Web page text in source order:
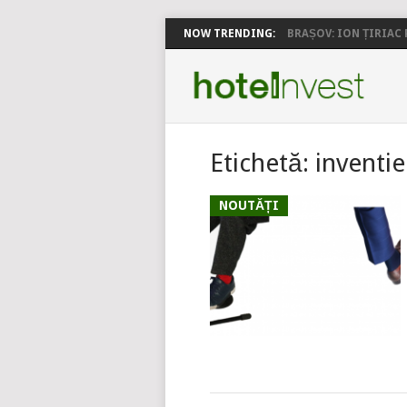
NOW TRENDING: BRAȘOV: ION ȚIRIAC
Etichetă:
NOUTĂȚI